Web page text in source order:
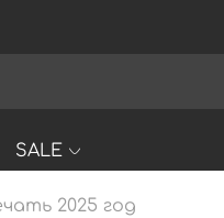
SALE
2025 год